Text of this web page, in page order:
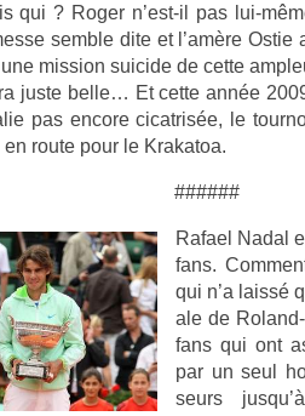
qui ? Roger n’est-il pas lui-
semble dite et l’amère
mis­s­ion suicide de cette
juste belle… Et cette année
pas en­core cicat­risée, le
en route pour le Krakatoa.
######
Rafael Nadal
fans.
qui n’a laissé
ale de
fans qui ont
par un seul
seurs